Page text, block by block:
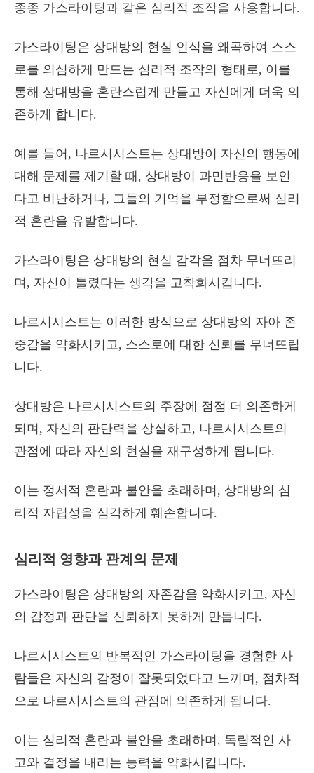
종종 가스라이팅과 같은 심리적 조작을 사용합니다.
가스라이팅은 상대방의 현실 인식을 왜곡하여 스스
로를 의심하게 만드는 심리적 조작의 형태로, 이를
통해 상대방을 혼란스럽게 만들고 자신에게 더욱 의
존하게 합니다.
예를 들어, 나르시시스트는 상대방이 자신의 행동에
대해 문제를 제기할 때, 상대방이 과민반응을 보인
다고 비난하거나, 그들의 기억을 부정함으로써 심리
적 혼란을 유발합니다.
가스라이팅은 상대방의 현실 감각을 점차 무너뜨리
며, 자신이 틀렸다는 생각을 고착화시킵니다.
나르시시스트는 이러한 방식으로 상대방의 자아 존
중감을 약화시키고, 스스로에 대한 신뢰를 무너뜨립
니다.
상대방은 나르시시스트의 주장에 점점 더 의존하게
되며, 자신의 판단력을 상실하고, 나르시시스트의
관점에 따라 자신의 현실을 재구성하게 됩니다.
이는 정서적 혼란과 불안을 초래하며, 상대방의 심
리적 자립성을 심각하게 훼손합니다.
심리적 영향과 관계의 문제
가스라이팅은 상대방의 자존감을 약화시키고, 자신
의 감정과 판단을 신뢰하지 못하게 만듭니다.
나르시시스트의 반복적인 가스라이팅을 경험한 사
람들은 자신의 감정이 잘못되었다고 느끼며, 점차적
으로 나르시시스트의 관점에 의존하게 됩니다.
이는 심리적 혼란과 불안을 초래하며, 독립적인 사
고와 결정을 내리는 능력을 약화시킵니다.